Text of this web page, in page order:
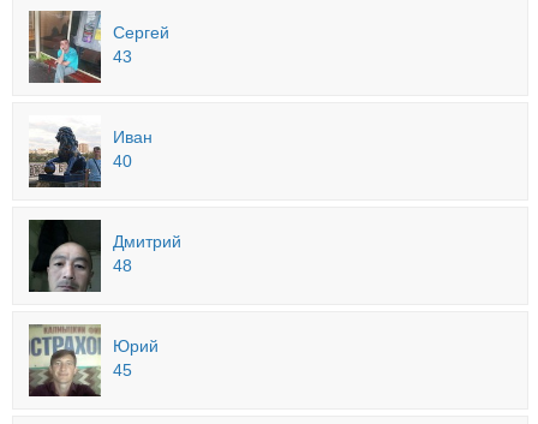
Сергей
43
Иван
40
Дмитрий
48
Юрий
45